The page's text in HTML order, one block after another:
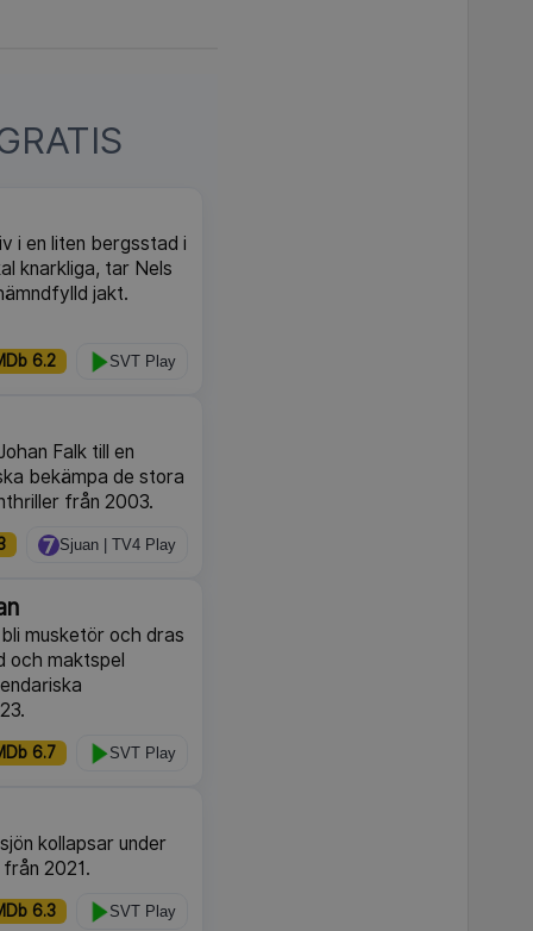
i en liten bergsstad i
knarkliga, tar Nels
jakt.
6.2 SVT Play
Falk till en
bekämpa de stora
från 2003.
Sjuan | TV4 Play
musketör och dras
och maktspel
6.7 SVT Play
kollapsar under
2021.
6.3 SVT Play